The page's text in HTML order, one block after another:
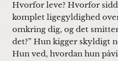
Hvorfor leve? Hvorfor
komplet ligegyldighed
omkring dig, og det
det?” Hun kigger skyldigt
Hun ved, hvordan hun